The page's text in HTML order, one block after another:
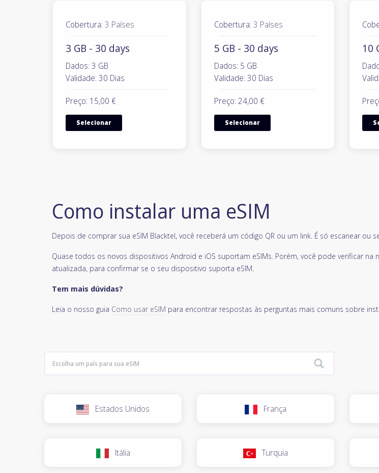
Cobertura: 3 Países
3 GB - 30 days
Dados: 3 GB
Validade: 30 Dias
Preço: 15,00 €
Selecionar
Cobertura: 3 Países
5 GB - 30 days
Dados: 5 GB
Validade: 30 Dias
Preço: 24,00 €
Selecionar
10
Como instalar uma eSIM
Depois de comprar sua eSIM Blacktel, você receberá um código QR ou um link. É só escanear ou
Quase todos os novos dispositivos Android e iOS suportam eSIMs. Porém, você pode verificar na
atualizada, para confirmar se o seu dispositivo suporta eSIM.
Tem mais dúvidas?
Leia o nosso guia Como usar eSIM para encontrar respostas às perguntas mais comuns sobre
Estados Unidos França
Itália Turquia